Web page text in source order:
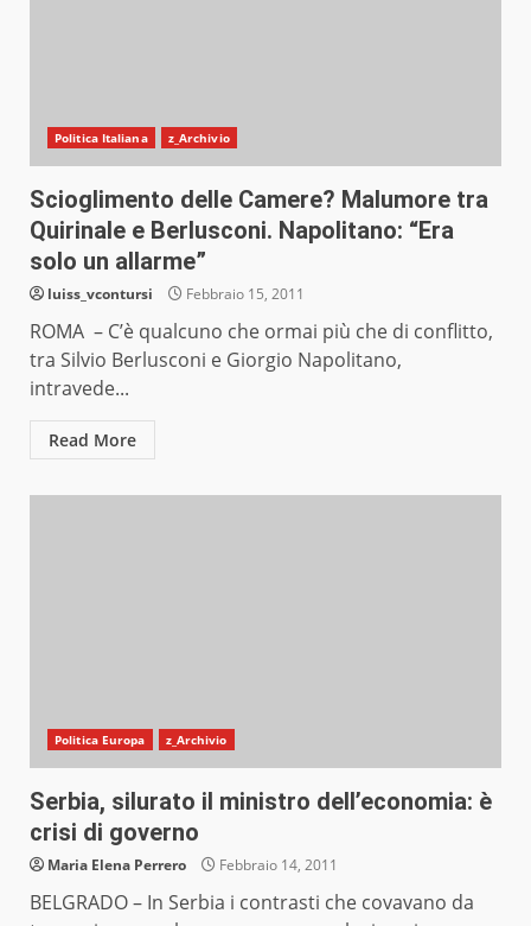
Politica Italiana z_Archivio
Scioglimento delle Camere? Malumore tra
Quirinale e Berlusconi. Napolitano: “Era
solo un allarme”
luiss_vcontursi Febbraio 15, 2011
ROMA – C’è qualcuno che ormai più che di conflitto,
tra Silvio Berlusconi e Giorgio Napolitano,
intravede...
Read More
Politica Europa z_Archivio
Serbia, silurato il ministro dell’economia: è
crisi di governo
Maria Elena Perrero Febbraio 14, 2011
BELGRADO – In Serbia i contrasti che covavano da